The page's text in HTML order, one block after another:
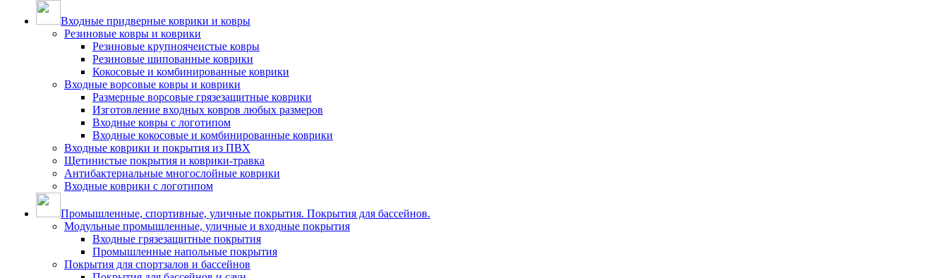
Входные придверные коврики и ковры
Резиновые ковры и коврики
Резиновые крупноячеистые ковры
Резиновые шипованные коврики
Кокосовые и комбинированные коврики
Входные ворсовые ковры и коврики
Размерные ворсовые грязезащитные коврики
Изготовление входных ковров любых размеров
Входные ковры с логотипом
Входные кокосовые и комбинированные коврики
Входные коврики и покрытия из ПВХ
Щетинистые покрытия и коврики-травка
Антибактериальные многослойные коврики
Входные коврики с логотипом
Промышленные, спортивные, уличные покрытия. Покрытия для бассейнов.
Модульные промышленные, уличные и входные покрытия
Входные грязезащитные покрытия
Промышленные напольные покрытия
Покрытия для спортзалов и бассейнов